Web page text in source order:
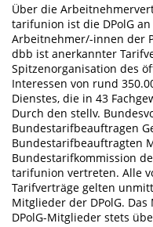
Über die
tarifunion ist die DPolG
Arbeitnehmer/-innen der
dbb ist anerkannter
Spitzenorganisation des
Interessen von rund
Dienstes, die in 43
Durch den stellv.
Bundestarifbeauftragen
Bundestarifbeauftragten
Bundestarifkommission
tarifunion vertreten. Alle
Tarifverträge gelten
Mitglieder der DPolG.
DPolG-Mitglieder stets